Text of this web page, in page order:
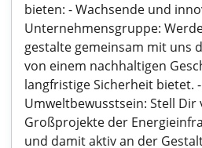
bieten: - Wachsende und
Unternehmensgruppe:
gestalte gemeinsam mit uns
von einem nachhaltigen
langfristige Sicherheit bietet.
Umweltbewusstsein: Stell Dir
Großprojekte der
und damit aktiv an der